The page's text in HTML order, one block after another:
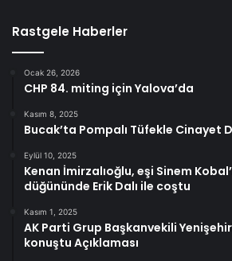
Rastgele Haberler
Ocak 26, 2026
CHP 84. miting için Yalova’da
Kasım 8, 2025
Bucak’ta Pompalı Tüfekle Cinayet
Eylül 10, 2025
Kenan İmirzalıoğlu, eşi Sinem
düğününde Erik Dalı ile coştu
Kasım 1, 2025
AK Parti Grup Başkanvekili
konuştu Açıklaması